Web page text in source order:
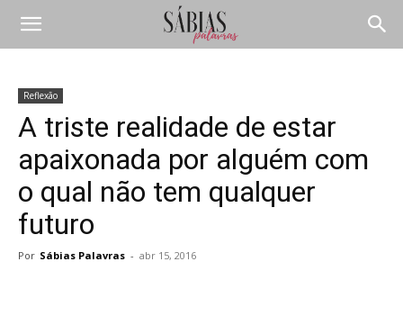
Reflexão
A triste realidade de estar
apaixonada por alguém com
o qual não tem qualquer
futuro
Por Sábias Palavras - abr 15, 2016